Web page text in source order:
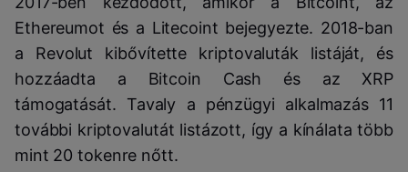
Ethereumot és a Litecoint bejegyezte. 2018-ban
a Revolut kibővítette kriptovaluták listáját, és
hozzáadta a Bitcoin Cash és az XRP
támogatását. Tavaly a pénzügyi alkalmazás 11
további kriptovalutát listázott, így a kínálata több
mint 20 tokenre nőtt.